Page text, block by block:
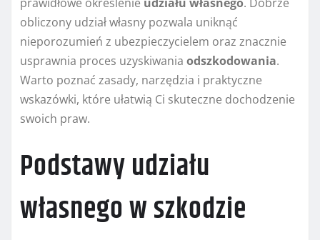
obliczony udział własny pozwala uniknąć
nieporozumień z ubezpieczycielem oraz znacznie
usprawnia proces uzyskiwania odszkodowania.
Warto poznać zasady, narzędzia i praktyczne
wskazówki, które ułatwią Ci skuteczne dochodzenie
swoich praw.
Podstawy udziału
własnego w szkodzie